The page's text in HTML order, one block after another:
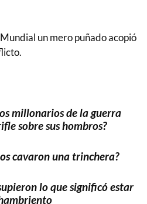
un mero puñado acopió
millonarios de la guerra
sobre sus hombros?
cavaron una trinchera?
lo que significó estar